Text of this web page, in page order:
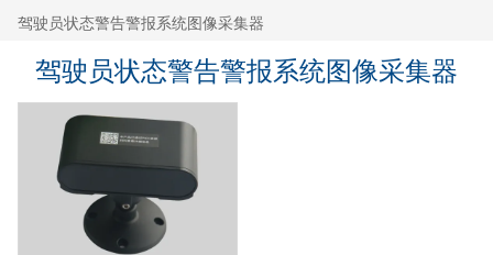
驾驶员状态警告警报系统图像采集器
驾驶员状态警告警报系统图像采集器